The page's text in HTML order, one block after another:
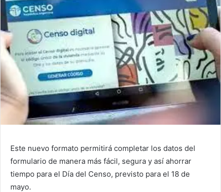
Este nuevo formato permitirá completar los datos del
formulario de manera más fácil, segura y así ahorrar
tiempo para el Día del Censo, previsto para el 18 de
mayo.